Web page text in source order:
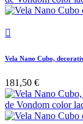

Vela Nano Cubo,
181,50 €